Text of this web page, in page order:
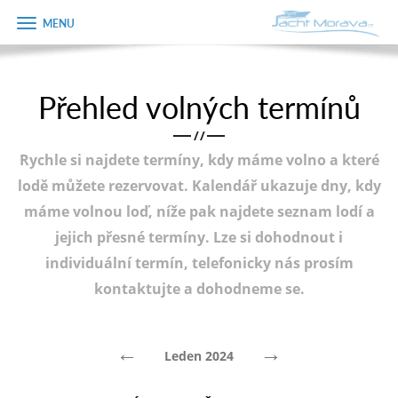
Úvodní strana
Plán plavby
Tipy na výlet
Fotogalerie
Zobrazit
menu
Přehled volných termínů
/ /
Rychle si najdete termíny, kdy máme volno a které
lodě můžete rezervovat. Kalendář ukazuje dny, kdy
máme volnou loď, níže pak najdete seznam lodí a
jejich přesné termíny. Lze si dohodnout i
individuální termín, telefonicky nás prosím
kontaktujte a dohodneme se.
← Leden 2024 →
Objednávka
dárkového
Jméno
Telefon
E-mail